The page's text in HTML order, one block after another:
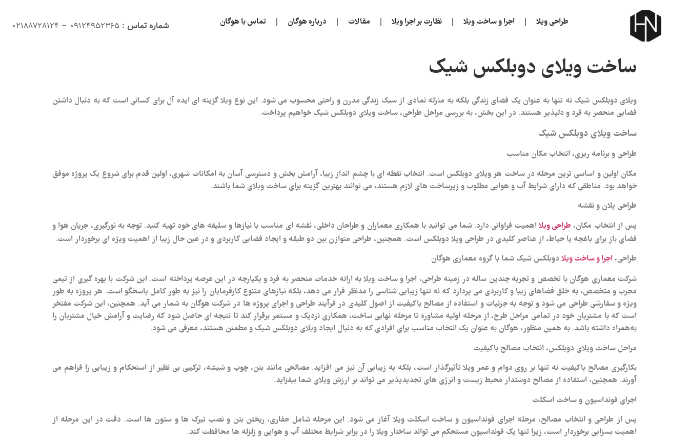
طراحی ویلا اجرا و ساخت ویلا نظارت بر اجرا ویلا مقالات درباره هوگان تماس با هوگان شماره تماس : 09124952365 – 02188728124
ساخت ویلای دوبلکس شیک
ویلای دوبلکس شیک نه تنها به عنوان یک فضای زندگی بلکه به منزله نمادی از سبک زندگی مدرن و راحتی محسوب می‌ شود. این نوع ویلا گزینه‌ ای ایده‌ آل برای کسانی است که به دنبال داشتن
فضایی منحصر به‌ فرد و دلپذیر هستند. در این بخش، به بررسی مراحل طراحی، ساخت ویلای دوبلکس شیک خواهیم پرداخت.
ساخت ویلای دوبلکس شیک
طراحی و برنامه‌ ریزی، انتخاب مکان مناسب
مکان اولین و اساسی‌ ترین مرحله در ساخت هر ویلای دوبلکس است. انتخاب نقطه‌ ای با چشم‌ انداز زیبا، آرامش‌ بخش و دسترسی آسان به امکانات شهری، اولین قدم برای شروع یک پروژه موفق
خواهد بود. مناطقی که دارای شرایط آب‌ و هوایی مطلوب و زیرساخت‌ های لازم هستند، می‌ توانند بهترین گزینه برای ساخت ویلای شما باشند.
طراحی پلان و نقشه
پس از انتخاب مکان، طراحی ویلا اهمیت فراوانی دارد. شما می‌ توانید با همکاری معماران و طراحان داخلی، نقشه‌ ای مناسب با نیازها و سلیقه‌ های خود تهیه کنید. توجه به نورگیری، جریان هوا و
فضای باز برای باغچه یا حیاط، از عناصر کلیدی در طراحی ویلا دوبلکس است. همچنین، طراحی متوازن بین دو طبقه و ایجاد فضایی کاربردی و در عین حال زیبا از اهمیت ویژه‌ ای برخوردار است.
طراحی، اجرا و ساخت ویلا دوبلکس شیک شما با گروه معماری هوگان
شرکت معماری هوگان با تخصص و تجربه چندین ساله در زمینه طراحی، اجرا و ساخت ویلا به ارائه خدمات منحصر به فرد و یکپارچه در این عرصه پرداخته است. این شرکت با بهره‌ گیری از تیمی
مجرب و متخصص، به خلق فضاهای زیبا و کاربردی می‌ پردازد که نه تنها زیبایی‌ شناسی را مدنظر قرار می‌ دهد، بلکه نیازهای متنوع کارفرمایان را نیز به‌ طور کامل پاسخگو است. هر پروژه به‌ طور
ویژه و سفارشی طراحی می‌ شود و توجه به جزئیات و استفاده از مصالح باکیفیت از اصول کلیدی در فرآیند طراحی و اجرای پروژه‌ ها در شرکت هوگان به شمار می‌ آید. همچنین، این شرکت مفتخر
است که با مشتریان خود در تمامی مراحل طرح، از مرحله اولیه مشاوره تا مرحله نهایی ساخت، همکاری نزدیک و مستمر برقرار کند تا نتیجه‌ ای حاصل شود که رضایت و آرامش خیال مشتریان را
به‌همراه داشته باشد. به همین منظور، هوگان به‌ عنوان یک انتخاب مناسب برای افرادی که به دنبال ایجاد ویلای دوبلکس شیک و مطمئن هستند، معرفی می‌ شود.
مراحل ساخت ویلای دوبلکس، انتخاب مصالح باکیفیت
بکارگیری مصالح باکیفیت نه تنها بر روی دوام و عمر ویلا تأثیرگذار است، بلکه به زیبایی آن نیز می‌ افزاید. مصالحی مانند بتن، چوب و شیشه، ترکیبی بی‌ نظیر از استحکام و زیبایی را فراهم می‌
آورند. همچنین، استفاده از مصالح دوستدار محیط‌ زیست و انرژی‌ های تجدیدپذیر می‌ تواند بر ارزش ویلای شما بیفزاید.
اجرای فونداسیون و ساخت اسکلت
پس از طراحی و انتخاب مصالح، مرحله اجرای فونداسیون و ساخت اسکلت ویلا آغاز می‌ شود. این مرحله شامل حفاری، ریختن بتن و نصب تیرک‌ ها و ستون‌ ها است. دقت در این مرحله از
اهمیت بسزایی برخوردار است، زیرا تنها یک فونداسیون مستحکم می‌ تواند ساختار ویلا را در برابر شرایط مختلف آب‌ و هوایی و زلزله‌ ها محافظت کند.